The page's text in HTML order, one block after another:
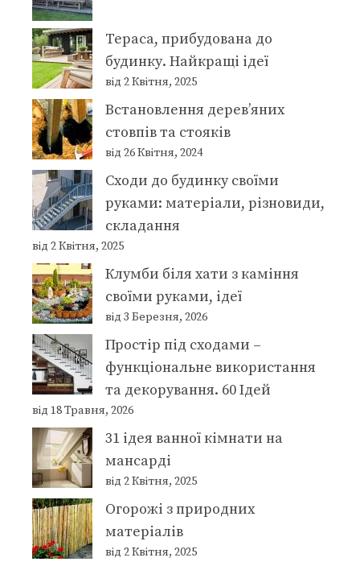
Тераса, прибудована до
будинку. Найкращі ідеї
від 2 Квітня, 2025
Встановлення дерев’яних
стовпів та стояків
від 26 Квітня, 2024
Сходи до будинку своїми
руками: матеріали, різновиди,
складання
від 2 Квітня, 2025
Клумби біля хати з каміння
своїми руками, ідеї
від 3 Березня, 2026
Простір під сходами –
функціональне використання
та декорування. 60 Ідей
від 18 Травня, 2026
31 ідея ванної кімнати на
мансарді
від 2 Квітня, 2025
Огорожі з природних
матеріалів
від 2 Квітня, 2025